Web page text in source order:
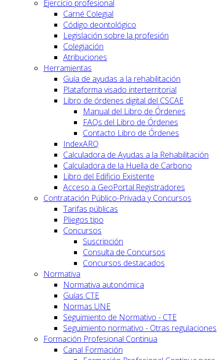
Ejercicio profesional
Carné Colegial
Código deontológico
Legislación sobre la profesión
Colegiación
Atribuciones
Herramientas
Guía de ayudas a la rehabilitación
Plataforma visado interterritorial
Libro de órdenes digital del CSCAE
Manual del Libro de Órdenes
FAQs del Libro de Órdenes
Contacto Libro de Órdenes
IndexARQ
Calculadora de Ayudas a la Rehabilitación
Calculadora de la Huella de Carbono
Libro del Edificio Existente
Acceso a GeoPortal.Registradores
Contratación Público-Privada y Concursos
Tarifas públicas
Pliegos tipo
Concursos
Suscripción
Consulta de Concursos
Concursos destacados
Normativa
Normativa autonómica
Guías CTE
Normas UNE
Seguimiento de Normativo - CTE
Seguimiento normativo - Otras regulaciones
Formación Profesional Continua
Canal Formación